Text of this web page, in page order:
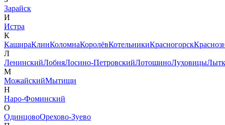
Зарайск
И
Истра
К
КашираКлинКоломнаКоролёвКотельникиКрасногорск
Л
ЛенинскийЛобняЛосино-ПетровскийЛотошиноЛуховицы
М
МожайскийМытищи
Н
Наро-Фоминский
О
ОдинцовоОрехово-Зуево